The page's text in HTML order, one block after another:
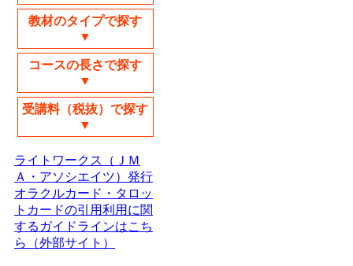
教材のタイプで探す
▼
コースの長さで探す
▼
受講料（税抜）で探す
▼
ライトワークス（ＪＭ
Ａ・アソシエイツ）発行
オラクルカード・タロッ
トカードの引用利用に関
するガイドラインはこち
ら（外部サイト）